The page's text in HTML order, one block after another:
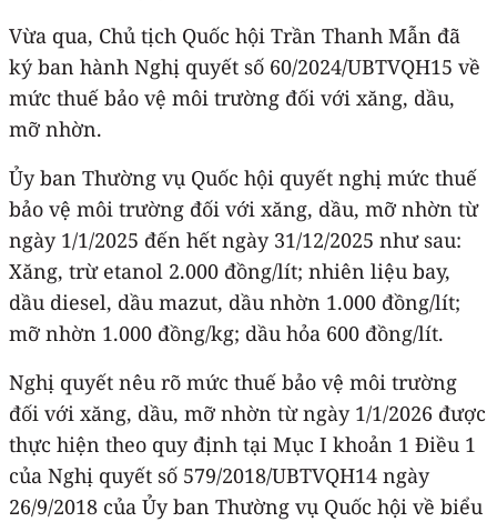
Vừa qua, Chủ tịch Quốc hội Trần Thanh Mẫn đã
ký ban hành Nghị quyết số 60/2024/UBTVQH15 về
mức thuế bảo vệ môi trường đối với xăng, dầu,
mỡ nhờn.
Ủy ban Thường vụ Quốc hội quyết nghị mức thuế
bảo vệ môi trường đối với xăng, dầu, mỡ nhờn từ
ngày 1/1/2025 đến hết ngày 31/12/2025 như sau:
Xăng, trừ etanol 2.000 đồng/lít; nhiên liệu bay,
dầu diesel, dầu mazut, dầu nhờn 1.000 đồng/lít;
mỡ nhờn 1.000 đồng/kg; dầu hỏa 600 đồng/lít.
Nghị quyết nêu rõ mức thuế bảo vệ môi trường
đối với xăng, dầu, mỡ nhờn từ ngày 1/1/2026 được
thực hiện theo quy định tại Mục I khoản 1 Điều 1
của Nghị quyết số 579/2018/UBTVQH14 ngày
26/9/2018 của Ủy ban Thường vụ Quốc hội về biểu